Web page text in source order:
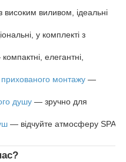
високим виливом, ідеальні
у комплекті з
елегантні,
прихованого монтажу —
душу — зручно для
— відчуйте атмосферу SPA